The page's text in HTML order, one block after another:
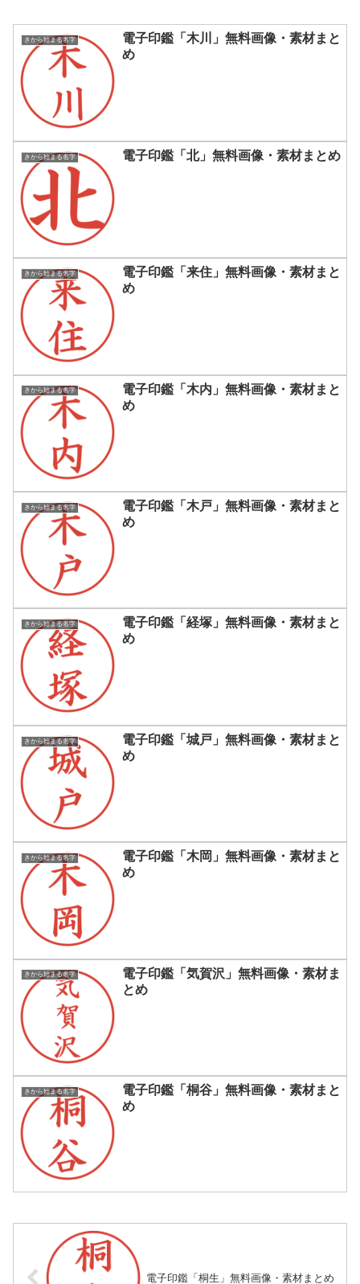
きから始まる名字
電子印鑑「木川」無料画像・素材まと
め
きから始まる名字 電子印鑑「北」無料画像・素材まとめ
きから始まる名字
電子印鑑「来住」無料画像・素材まと
め
きから始まる名字
電子印鑑「木内」無料画像・素材まと
め
きから始まる名字
電子印鑑「木戸」無料画像・素材まと
め
きから始まる名字
電子印鑑「経塚」無料画像・素材まと
め
きから始まる名字
電子印鑑「城戸」無料画像・素材まと
め
きから始まる名字
電子印鑑「木岡」無料画像・素材まと
め
きから始まる名字
電子印鑑「気賀沢」無料画像・素材ま
とめ
きから始まる名字
電子印鑑「桐谷」無料画像・素材まと
め
電子印鑑「桐生」無料画像・素材まとめ